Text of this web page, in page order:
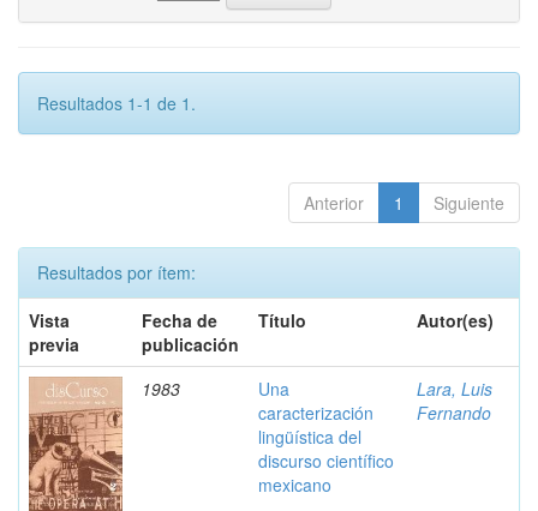
Resultados 1-1 de 1.
Anterior 1 Siguiente
Resultados por ítem:
Vista
previa
Fecha de
publicación
Título Autor(es)
1983
Una
caracterización
lingüística del
discurso científico
mexicano
Lara, Luis
Fernando